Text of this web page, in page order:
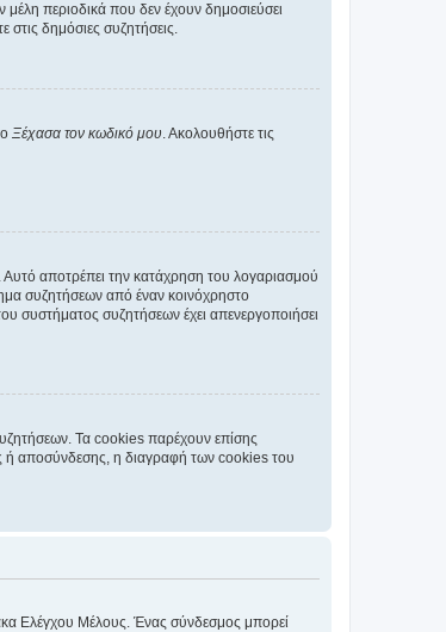
περιοδικά που δεν έχουν δημοσιεύσει
δημόσιες συζητήσεις.
Ξέχασα τον κωδικό μου. Ακολουθήστε τις
αποτρέπει την κατάχρηση του λογαριασμού
συζητήσεων από έναν κοινόχρηστο
συστήματος συζητήσεων έχει απενεργοποιήσει
Τα cookies παρέχουν επίσης
ή αποσύνδεσης, η διαγραφή των cookies του
Ελέγχου Μέλους. Ένας σύνδεσμος μπορεί